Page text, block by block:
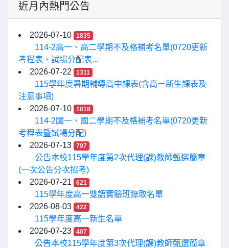
近月內熱門公告
2026-07-10 1835
114-2高一、高二學期不及格補考名單(0720更新
考程表、試場分配表...
2026-07-22
1311
115學年度暑期輔導高中課表(含高ㄧ新生課表及
注意事項)
2026-07-10
1018
114-2國一、國二學期不及格補考名單(0720更新
考程表暨試場分配)
2026-07-13
797
公告本校115學年度第2次代理(課)教師甄選簡章
(一次公告分次招考)
2026-07-21
621
115學年度高一雙語實驗班錄取名單
2026-08-03
422
115學年度高一新生名單
2026-07-23
407
公告本校115學年度第3次代理(課)教師甄選簡章